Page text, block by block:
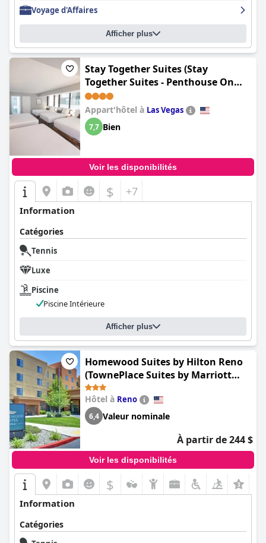
Voyage d'Affaires
Afficher plus
Stay Together Suites (Stay
Together Suites - Penthouse On
The Strip Sleeps 20 - NO RESORT
FEE)
Appart'hôtel à Las Vegas
7,7 Bien
Voir les disponibilités
$ +7
Information
Catégories
Tennis
Luxe
Piscine
Piscine Intérieure
Afficher plus
Homewood Suites by Hilton Reno
(TownePlace Suites by Marriott
Reno)
Hôtel à Reno
6,4 Valeur nominale
À partir de 244 $
Voir les disponibilités
$
Information
Catégories